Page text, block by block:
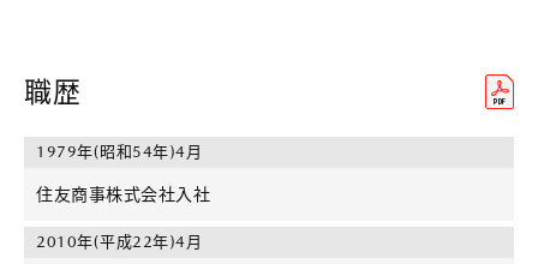
職歴
1979年(昭和54年)4月
住友商事株式会社入社
2010年(平成22年)4月